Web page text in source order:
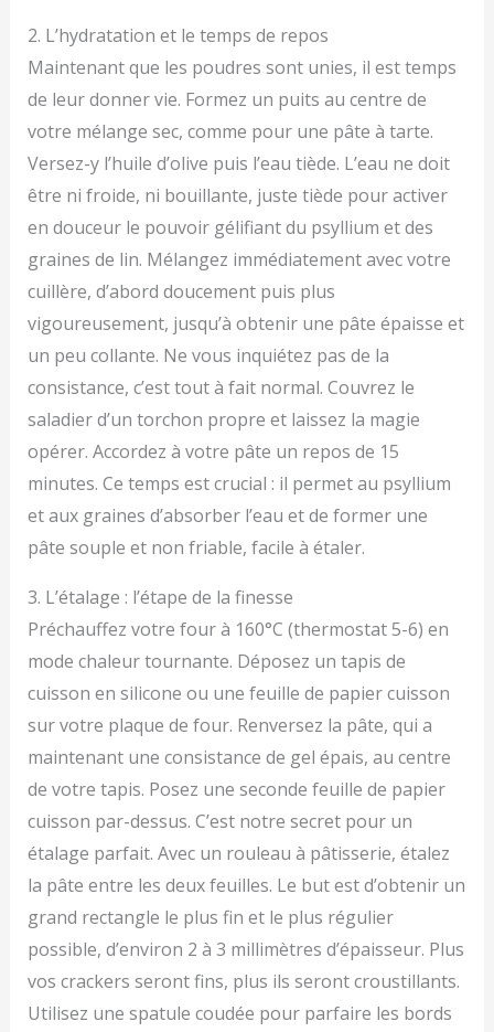
2. L’hydratation et le temps de repos
Maintenant que les poudres sont unies, il est temps
de leur donner vie. Formez un puits au centre de
votre mélange sec, comme pour une pâte à tarte.
Versez-y l’huile d’olive puis l’eau tiède. L’eau ne doit
être ni froide, ni bouillante, juste tiède pour activer
en douceur le pouvoir gélifiant du psyllium et des
graines de lin. Mélangez immédiatement avec votre
cuillère, d’abord doucement puis plus
vigoureusement, jusqu’à obtenir une pâte épaisse et
un peu collante. Ne vous inquiétez pas de la
consistance, c’est tout à fait normal. Couvrez le
saladier d’un torchon propre et laissez la magie
opérer. Accordez à votre pâte un repos de 15
minutes. Ce temps est crucial : il permet au psyllium
et aux graines d’absorber l’eau et de former une
pâte souple et non friable, facile à étaler.
3. L’étalage : l’étape de la finesse
Préchauffez votre four à 160°C (thermostat 5-6) en
mode chaleur tournante. Déposez un tapis de
cuisson en silicone ou une feuille de papier cuisson
sur votre plaque de four. Renversez la pâte, qui a
maintenant une consistance de gel épais, au centre
de votre tapis. Posez une seconde feuille de papier
cuisson par-dessus. C’est notre secret pour un
étalage parfait. Avec un rouleau à pâtisserie, étalez
la pâte entre les deux feuilles. Le but est d’obtenir un
grand rectangle le plus fin et le plus régulier
possible, d’environ 2 à 3 millimètres d’épaisseur. Plus
vos crackers seront fins, plus ils seront croustillants.
Utilisez une spatule coudée pour parfaire les bords